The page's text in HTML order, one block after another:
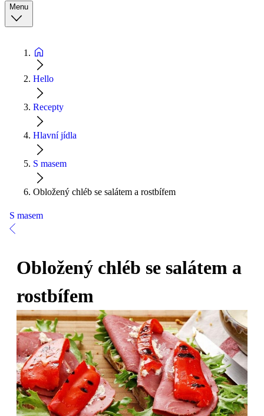
Menu
Hello
Recepty
Hlavní jídla
S masem
Obložený chléb se salátem a rostbífem
S masem
Obložený chléb se salátem a
rostbífem